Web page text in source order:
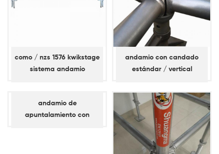
como / nzs 1576 kwikstage
sistema andamio
andamio con candado
estándar / vertical
andamio de
apuntalamiento con